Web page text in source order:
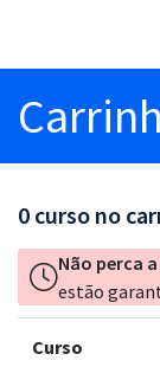
0 curso no
Não perca
estão
Curso